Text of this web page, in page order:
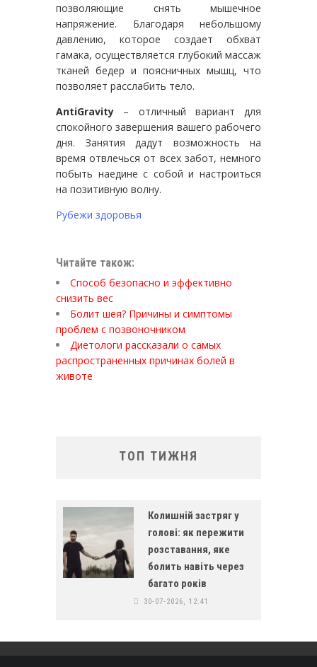
позволяющие снять мышечное
напряжение. Благодаря небольшому
давлению, которое создает обхват
гамака, осуществляется глубокий массаж
тканей бедер и поясничных мышц, что
позволяет расслабить тело.
AntiGravity – отличный вариант для
спокойного завершения вашего рабочего
дня. Занятия дадут возможность на
время отвлечься от всех забот, немного
побыть наедине с собой и настроиться
на позитивную волну.
Рубежи здоровья
Читайте також:
Способ безопасно и эффективно
снизить вес
Болит шея? Причины и симптомы
проблем с позвоночником
Диетологи рассказали о самых
распространенных причинах болей в
животе
ТОП ТИЖНЯ
Колишній застряг у
голові: як пережити
розставання, яке
болить навіть через
багато років
30-07-2026, 12:41